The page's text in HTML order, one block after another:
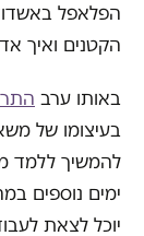
הפלאפל
הקטנים ואיך
באותו ערב
בעיצומו של
ימים נוספים
יוכל לצאת